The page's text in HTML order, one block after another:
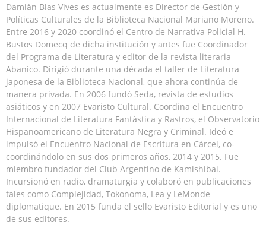
Damián Blas Vives es actualmente es Director de Gestión y
Políticas Culturales de la Biblioteca Nacional Mariano Moreno.
Entre 2016 y 2020 coordinó el Centro de Narrativa Policial H.
Bustos Domecq de dicha institución y antes fue Coordinador
del Programa de Literatura y editor de la revista literaria
Abanico. Dirigió durante una década el taller de Literatura
japonesa de la Biblioteca Nacional, que ahora continúa de
manera privada. En 2006 fundó Seda, revista de estudios
asiáticos y en 2007 Evaristo Cultural. Coordina el Encuentro
Internacional de Literatura Fantástica y Rastros, el Observatorio
Hispanoamericano de Literatura Negra y Criminal. Ideó e
impulsó el Encuentro Nacional de Escritura en Cárcel, co-
coordinándolo en sus dos primeros años, 2014 y 2015. Fue
miembro fundador del Club Argentino de Kamishibai.
Incursionó en radio, dramaturgia y colaboró en publicaciones
tales como Complejidad, Tokonoma, Lea y LeMonde
diplomatique. En 2015 funda el sello Evaristo Editorial y es uno
de sus editores.